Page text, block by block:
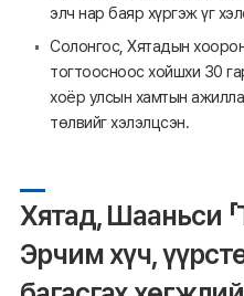
элч нар баяр хүргэж үг
Солонгос, Хятадын
тогтоосноос хойшхи 30
хоёр улсын хамтын
төлвийг хэлэлцсэн.
Хятад, Шааньси
Эрчим хүч,